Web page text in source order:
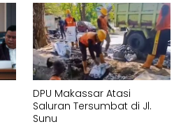
DPU Makassar Atasi
Saluran Tersumbat di Jl.
Sunu